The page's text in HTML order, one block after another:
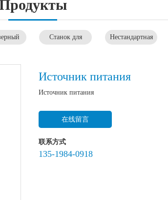
Станок для
Нестандартная
Источник питания
Источник питания
在线留言
联系方式
135-1984-0918